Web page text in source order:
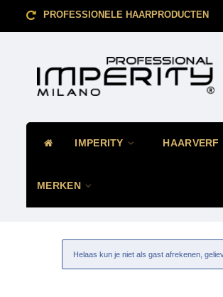
PROFESSIONELE HAARPRODUCTEN
IMPERITY HAARVERF
MERKEN
Helaas kun je niet als gast afrekenen,